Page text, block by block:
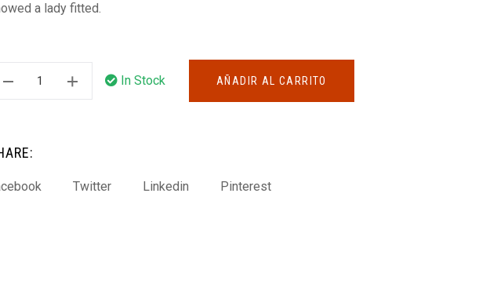
a lady fitted.
In Stock AÑADIR AL CARRITO
Twitter Linkedin Pinterest